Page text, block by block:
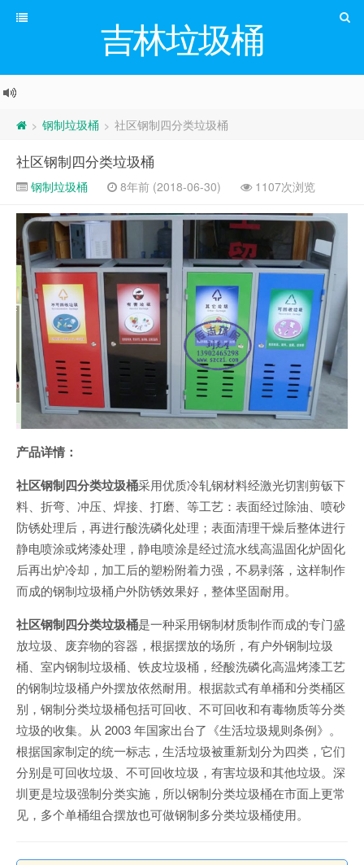
吉林垃圾桶
> 钢制垃圾桶 > 社区钢制四分类垃圾桶
社区钢制四分类垃圾桶
钢制垃圾桶 8年前 (2018-06-30) 1107次浏览
产品详情：
社区钢制四分类垃圾桶采用优质冷轧钢材料经激光切割剪钣下
料、折弯、冲压、焊接、打磨、等工艺：表面经过除油、喷砂
防锈处理后，再进行酸洗磷化处理；表面清理干燥后整体进行
静电喷涂或烤漆处理，静电喷涂是经过流水线高温固化炉固化
后再出炉冷却，加工后的塑粉附着力强，不易剥落，这样制作
而成的钢制垃圾桶户外防锈效果好，整体坚固耐用。
社区钢制四分类垃圾桶是一种采用钢制材质制作而成的专门盛
放垃圾、废弃物的容器，根据摆放的场所，有户外钢制垃圾
桶、室内钢制垃圾桶、铁皮垃圾桶，经酸洗磷化高温烤漆工艺
的钢制垃圾桶户外摆放依然耐用。根据款式有单桶和分类桶区
别，钢制分类垃圾桶包括可回收、不可回收和有毒物质等分类
垃圾的收集。从 2003 年国家出台了《生活垃圾规则条例》。
根据国家制定的统一标志，生活垃圾被重新划分为四类，它们
分别是可回收垃圾、不可回收垃圾，有害垃圾和其他垃圾。深
圳更是垃圾强制分类实施，所以钢制分类垃圾桶在市面上更常
见，多个单桶组合摆放也可做钢制多分类垃圾桶使用。